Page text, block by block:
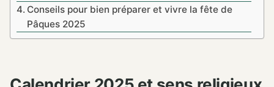
Conseils pour bien préparer et vivre la fête de
Pâques 2025